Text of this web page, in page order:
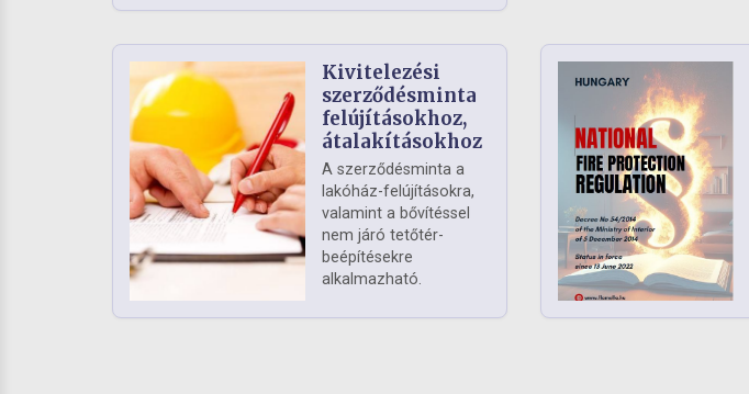
Kivitelezési
szerződésminta
felújításokhoz,
átalakításokhoz
A szerződésminta a
lakóház-felújításokra,
valamint a bővítéssel
nem járó tetőtér-
beépítésekre
alkalmazható.